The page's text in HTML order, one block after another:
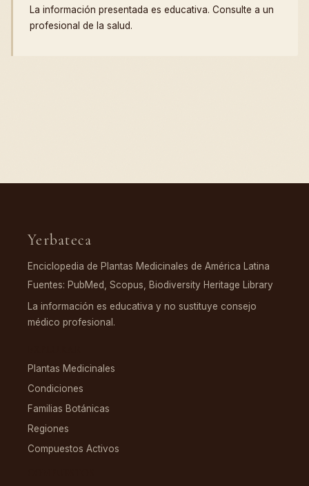
La información presentada es educativa. Consulte a un
profesional de la salud.
Yerbateca
Enciclopedia de Plantas Medicinales de América Latina
Fuentes: PubMed, Scopus, Biodiversity Heritage Library
La información es educativa y no sustituye consejo
médico profesional.
Plantas Medicinales
Condiciones
Familias Botánicas
Regiones
Compuestos Activos